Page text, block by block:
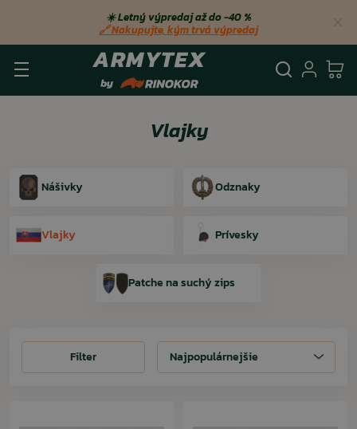
☀️ Letný výpredaj až do −40 %
🔗 Nakupujte, kým trvá výpredaj
Vlajky
Nášivky Odznaky
Vlajky Prívesky
Patche na suchý zips
FilterFilter Najpopulárnejšie